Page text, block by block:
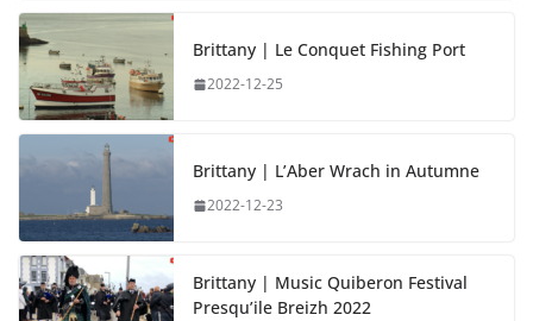
Brittany | Le Conquet Fishing Port
2022-12-25
Brittany | L’Aber Wrach in Autumne
2022-12-23
Brittany | Music Quiberon Festival
Presqu’ile Breizh 2022